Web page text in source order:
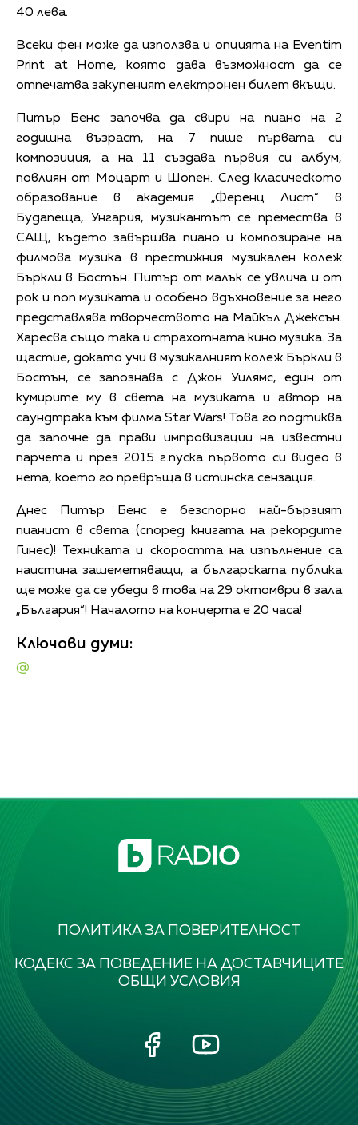
40 лева.
Всеки фен може да използва и опцията на Eventim
Print at Home, която дава възможност да се
отпечатва закупеният електронен билет вкъщи.
Питър Бенс започва да свири на пиано на 2
годишна възраст, на 7 пише първата си
композиция, а на 11 създава първия си албум,
повлиян от Моцарт и Шопен. След класическото
образование в академия „Ференц Лист“ в
Будапеща, Унгария, музикантът се премества в
САЩ, където завършва пиано и композиране на
филмова музика в престижния музикален колеж
Бъркли в Бостън. Питър от малък се увлича и от
рок и поп музиката и особено вдъхновение за него
представлява творчеството на Майкъл Джексън.
Харесва също така и страхотната кино музика. За
щастие, докато учи в музикалният колеж Бъркли в
Бостън, се запознава с Джон Уилямс, един от
кумирите му в света на музиката и автор на
саундтрака към филма Star Wars! Това го подтиква
да започне да прави импровизации на известни
парчета и през 2015 г.пуска първото си видео в
нета, което го превръща в истинска сензация.
Днес Питър Бенс е безспорно най-бързият
пианист в света (според книгата на рекордите
Гинес)! Техниката и скоростта на изпълнение са
наистина зашеметяващи, а българската публика
ще може да се убеди в това на 29 октомври в зала
„България“! Началото на концерта е 20 часа!
Ключови думи:
@
ПОЛИТИКА ЗА ПОВЕРИТЕЛНОСТ
КОДЕКС ЗА ПОВЕДЕНИЕ НА ДОСТАВЧИЦИТЕ
ОБЩИ УСЛОВИЯ